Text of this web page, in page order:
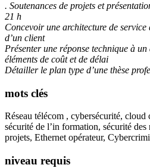
. Soutenances de projets et
21 h
Concevoir une architecture de
d’un client
Présenter une réponse technique à un
éléments de coût et de délai
Détailler le plan type d’une thèse
mots clés
Réseau télécom , cybersécurité,
sécurité de l’in formation, sécurité des
projets, Ethernet opérateur,
niveau requis